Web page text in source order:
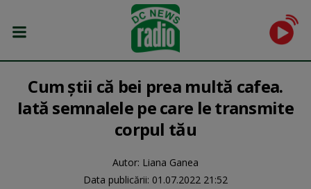
Cum ştii că bei prea multă cafea.
Iată semnalele pe care le transmite
corpul tău
Autor: Liana Ganea
Data publicării: 01.07.2022 21:52